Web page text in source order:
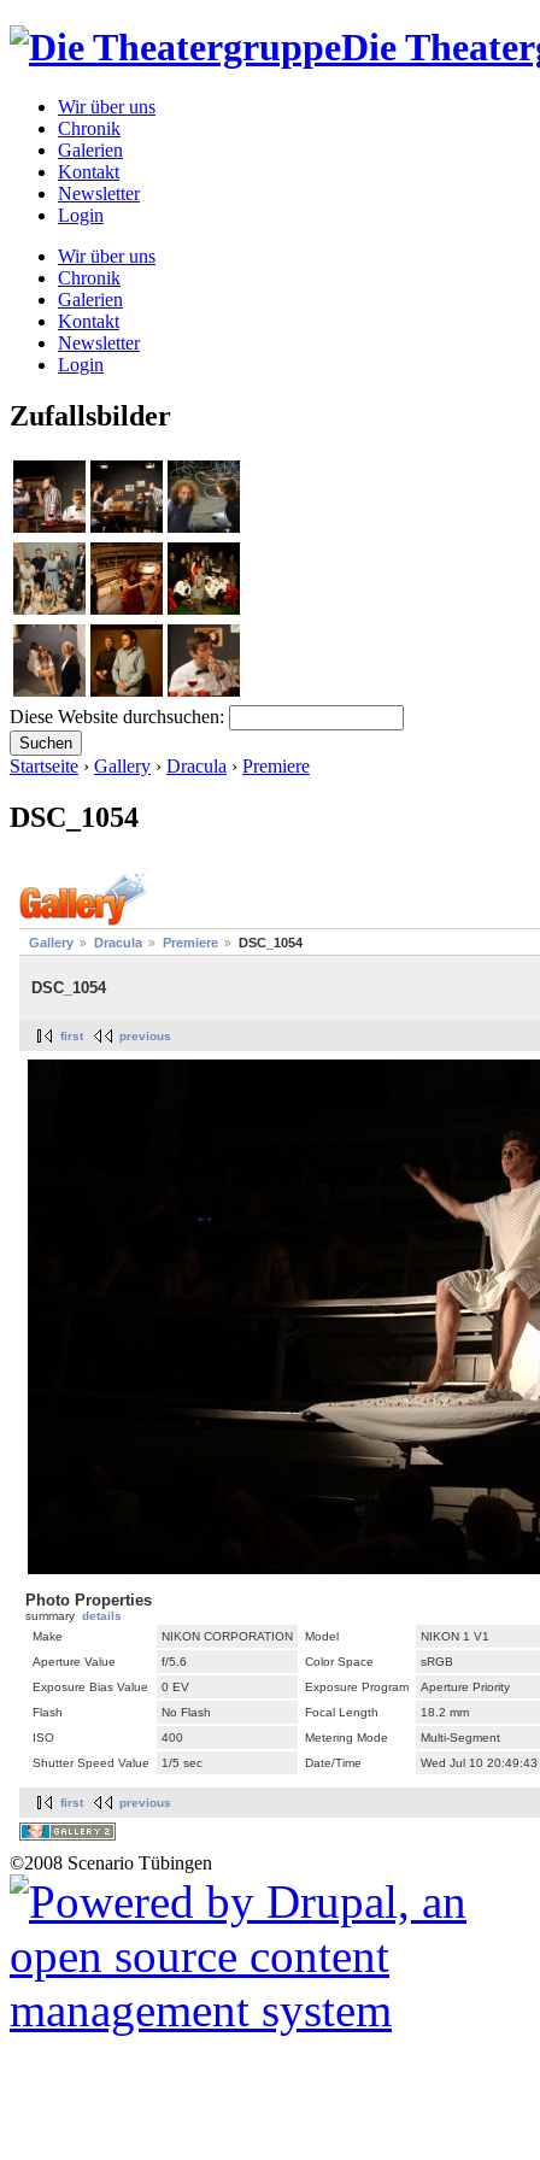
Die
Wir über uns
Chronik
Galerien
Kontakt
Newsletter
Login
Wir über uns
Chronik
Galerien
Kontakt
Newsletter
Login
Zufallsbilder
Diese Website durchsuchen:
Startseite › Gallery › Dracula › Premiere
DSC_1054
Gallery Dracula Premiere DSC_1054
DSC_1054
first previous
Photo Properties
summary details
Make
NIKON CORPORATION Model
NIKON 1 V1
Aperture Value
f/5.6 Color Space
sRGB
Exposure Bias Value
0 EV Exposure Program
Aperture Priority
Flash
No Flash Focal Length
18.2 mm
ISO
400 Metering Mode
Multi-Segment
Shutter Speed Value
1/5 sec Date/Time Wed Jul 10
first previous
©2008 Scenario Tübingen